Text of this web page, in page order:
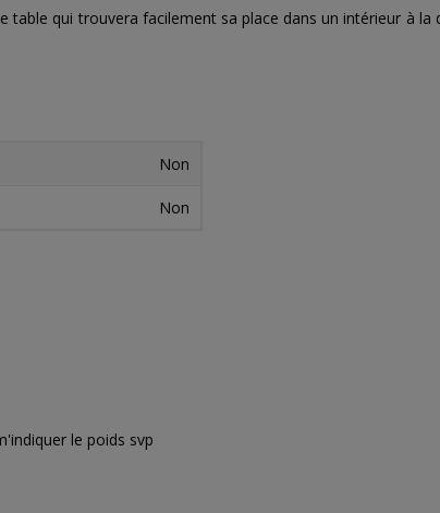
qui trouvera facilement sa place dans un intérieur à
Non
Non
le poids svp